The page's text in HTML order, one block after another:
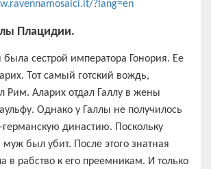
?lang=en
Плацидии.
была сестрой императора Гонория. Ее
Тот самый готский вождь,
Рим. Аларих отдал Галлу в жены
Однако у Галлы не получилось
германскую династию. Поскольку
был убит. После этого знатная
в рабство к его преемникам. И только